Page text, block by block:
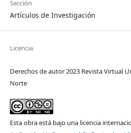
Sección
Artículos de Investigación
Licencia
Derechos de autor 2023 Revista Virtual
Norte
Esta obra está bajo una licencia